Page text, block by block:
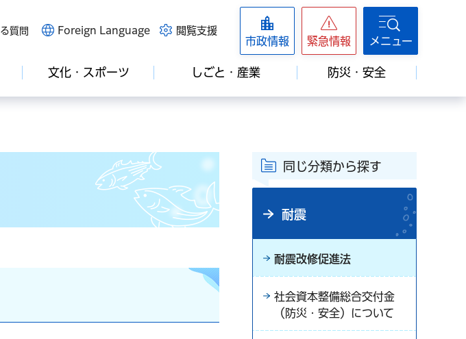
質問 Foreign Language 閲覧支援
市政情報 緊急情報 メニュー
文化・スポーツ しごと・産業 防災・安全
同じ分類から探す
耐震
耐震改修促進法
社会資本整備総合交付金
（防災・安全）について